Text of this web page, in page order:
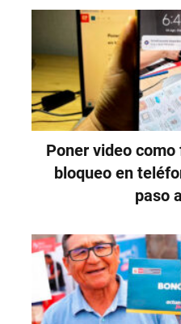
Poner video
bloqueo en
paso